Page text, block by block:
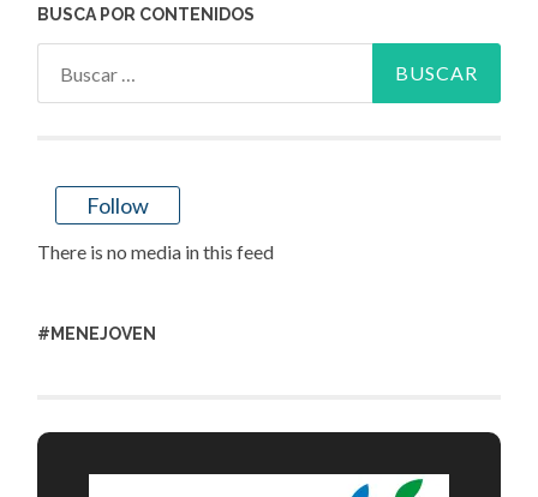
BUSCA POR CONTENIDOS
Follow
There is no media in this feed
#MENEJOVEN